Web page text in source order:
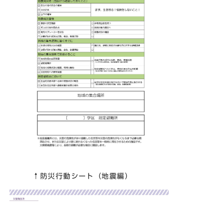
↑防災行動シート（地震編）